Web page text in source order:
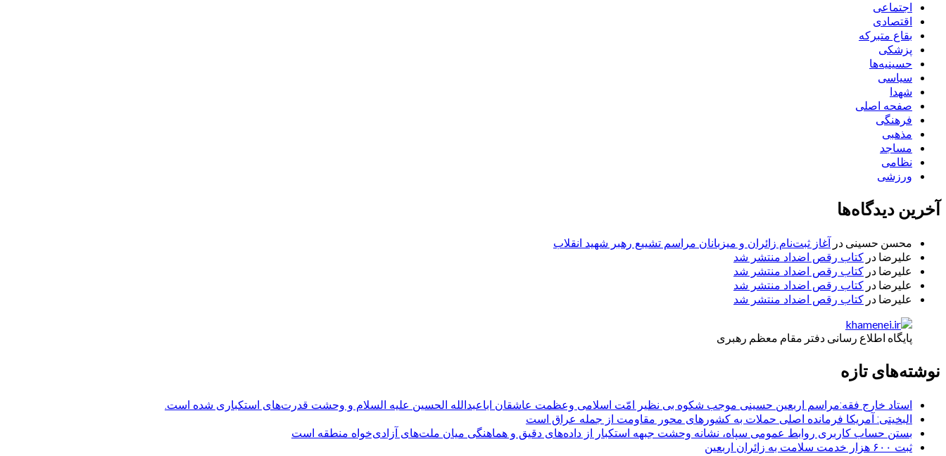
اجتماعی
اقتصادی
بقاع متبرکه
پزشکی
حسینیه‌ها
سیاسی
شهدا
صفحه اصلی
فرهنگی
مذهبی
مساجد
نظامی
ورزشی
آخرین دیدگاه‌ها
محسن حسینی در آغاز ثبت‌نام زائران و میزبانان مراسم تشییع رهبر شهید انقلاب
علیرضا در کتاب رقص اضداد منتشر شد
علیرضا در کتاب رقص اضداد منتشر شد
علیرضا در کتاب رقص اضداد منتشر شد
علیرضا در کتاب رقص اضداد منتشر شد
پایگاه اطلاع رسانی دفتر مقام معظم رهبری
نوشته‌های تازه
استاد خارج فقه:مراسم اربعین حسینی موجب شکوه بی نظیر امّت اسلامی وعظمت عاشقان اباعبدالله الحسین علیه السلام و وحشت قدرت‌های استکباری شده است.
البخیتی: آمریکا فرمانده اصلی حملات به کشورهای محور مقاومت از جمله عراق است
بستن حساب کاربری روابط عمومی سپاه، نشانه‌ وحشت جبهه استکبار از داده‌های دقیق و هماهنگی میان ملت‌های آزادی‌خواه منطقه است
ثبت ۶۰۰ هزار خدمت سلامت به زائران اربعین